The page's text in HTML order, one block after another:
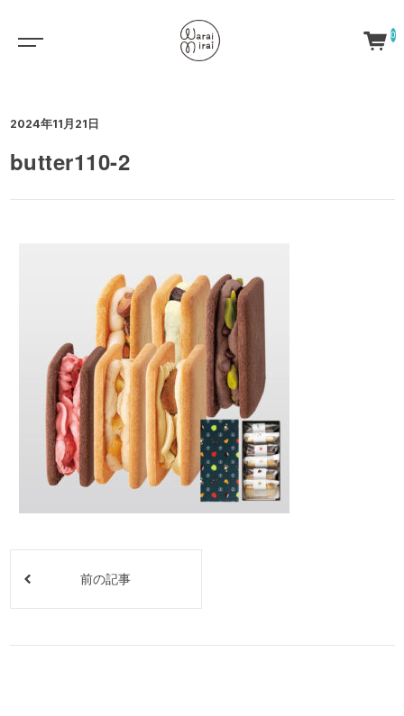
0
2024年11月21日
butter110-2
前の記事